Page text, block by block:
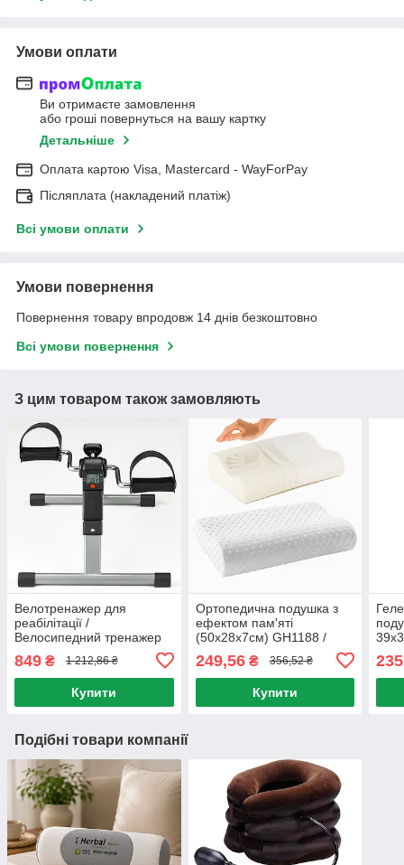
Умови оплати
Ви отримаєте замовлення
або гроші повернуться на вашу картку
Детальніше
Оплата картою Visa, Mastercard - WayForPay
Післяплата (накладений платіж)
Всі умови оплати
Умови повернення
Повернення товару впродовж 14 днів безкоштовно
Всі умови повернення
З цим товаром також замовляють
Велотренажер для
реабілітації /
Велосипедний тренажер
велосипед
849 ₴ 1 212,86 ₴
Купити
Ортопедична подушка з
ефектом пам'яті
(50х28х7см) GH1188 /
Анатомічна подушка для
підтримки шиї
249,56₴ 356,52 ₴
Купити
Подібні товари компанії